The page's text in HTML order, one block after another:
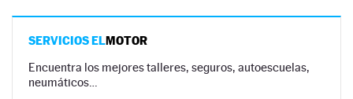
SERVICIOS ELMOTOR
Encuentra los mejores talleres, seguros, autoescuelas,
neumáticos…